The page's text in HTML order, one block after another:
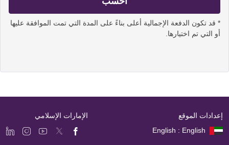
* قد تكون الدفعة الإجمالية أعلى بناءً على المدة التي تمت الموافقة عليها
أو التي تم اختيارها.
إعدادات الموقع
English : English
الإمارات الإسلامي